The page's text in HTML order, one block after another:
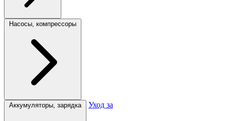
Насосы, компрессоры
Аккумуляторы, зарядка Уход за